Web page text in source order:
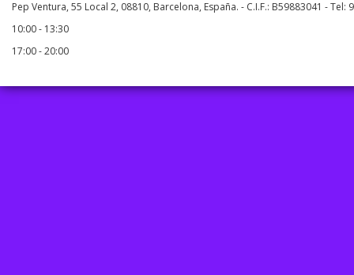
Pep Ventura, 55 Local 2, 08810, Barcelona, España. - C.I.F.: B59883041 - Tel:
10:00 - 13:30
17:00 - 20:00